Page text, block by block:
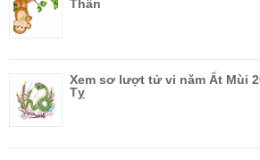
Thân
Xem sơ lượt tử vi năm Ất Mùi
Tỵ